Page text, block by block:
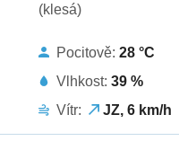
(klesá)
Pocitově:28 °C
Vlhkost:39 %
Vítr:
JZ, 6 km/h